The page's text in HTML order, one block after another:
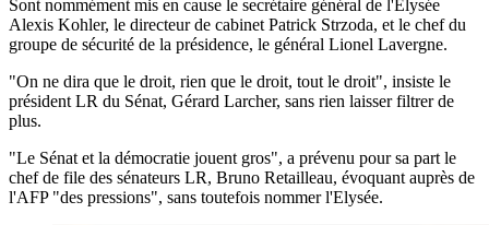
Sont nommément mis en cause le secrétaire général de l'Élysée
Alexis Kohler, le directeur de cabinet Patrick Strzoda, et le chef du
groupe de sécurité de la présidence, le général Lionel Lavergne.
"On ne dira que le droit, rien que le droit, tout le droit", insiste le
président LR du Sénat, Gérard Larcher, sans rien laisser filtrer de
plus.
"Le Sénat et la démocratie jouent gros", a prévenu pour sa part le
chef de file des sénateurs LR, Bruno Retailleau, évoquant auprès de
l'AFP "des pressions", sans toutefois nommer l'Elysée.